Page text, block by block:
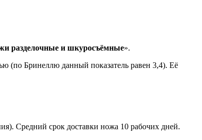
разделочные и шкуросъёмные».
(по Бринеллю данный показатель равен 3,4). Её
Средний срок доставки ножа 10 рабочих дней.